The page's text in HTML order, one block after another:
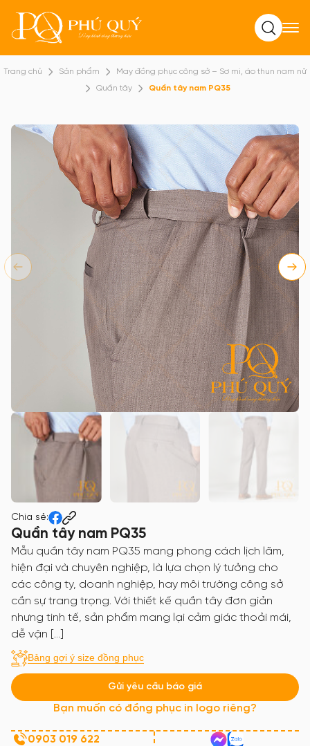
Tìm kiếm
Trang chủ Sản phẩm
May đồng phục công sở – Sơ mi, áo thun nam nữ
Quần tây
Quần tây nam PQ35
Chia sẻ:
Quần tây nam PQ35
Mẫu quần tây nam PQ35 mang phong cách lịch lãm,
hiện đại và chuyên nghiệp, là lựa chọn lý tưởng cho
các công ty, doanh nghiệp, hay môi trường công sở
cần sự trang trọng. Với thiết kế quần tây đơn giản
nhưng tinh tế, sản phẩm mang lại cảm giác thoải mái,
dễ vận […]
Bảng gợi ý size đồng phục
Gửi yêu cầu báo giá
Bạn muốn có đồng phục in logo riêng?
0903 019 622